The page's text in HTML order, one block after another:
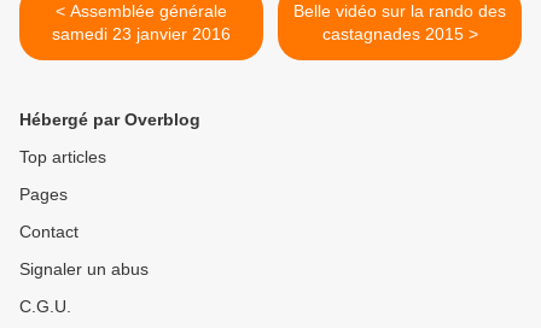
< Assemblée générale
samedi 23 janvier 2016
Belle vidéo sur la rando des
castagnades 2015 >
Hébergé par Overblog
Top articles
Pages
Contact
Signaler un abus
C.G.U.